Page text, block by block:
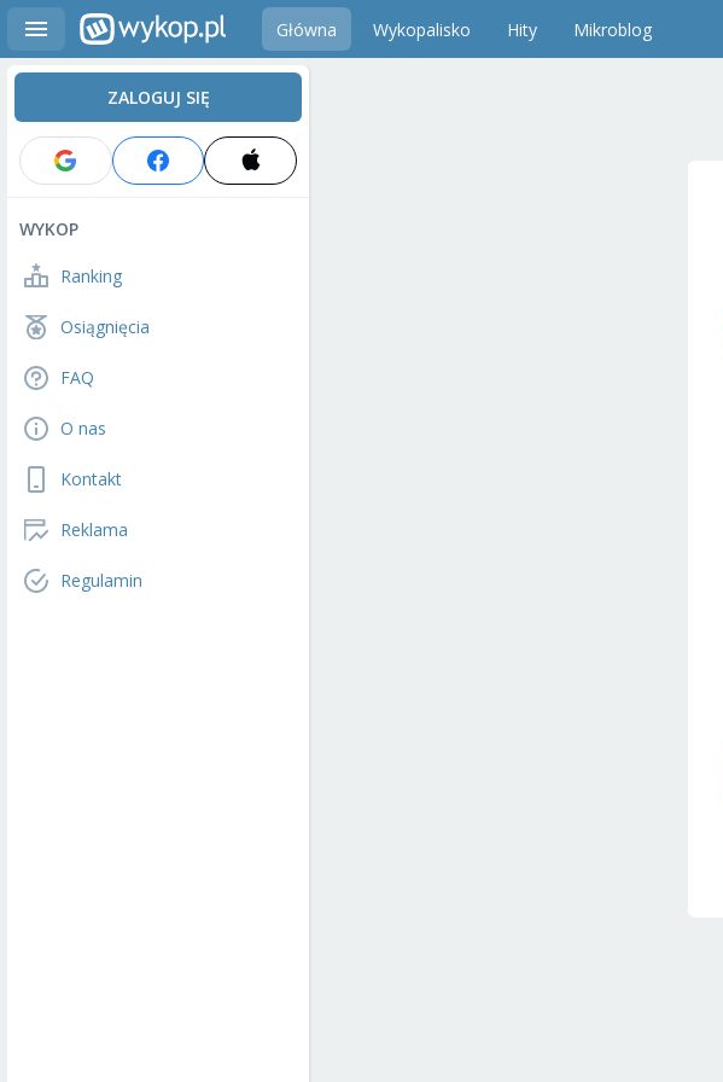
Główna Wykopalisko Hity Mikroblog
ZALOGUJ SIĘ
WYKOP
Ranking
Osiągnięcia
FAQ
O nas
Kontakt
Reklama
Regulamin